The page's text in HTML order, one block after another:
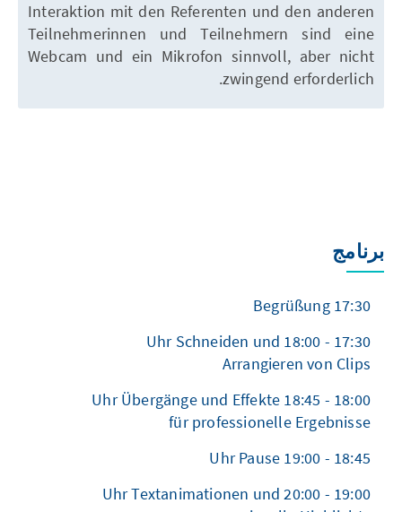
Interaktion mit den Referenten und den anderen
Teilnehmerinnen und Teilnehmern sind eine
Webcam und ein Mikrofon sinnvoll, aber nicht
zwingend erforderlich.
برنامج
17:30 Begrüßung
17:30 - 18:00 Uhr Schneiden und
Arrangieren von Clips
18:00 - 18:45 Uhr Übergänge und Effekte
für professionelle Ergebnisse
18:45 - 19:00 Uhr Pause
19:00 - 20:00 Uhr Textanimationen und